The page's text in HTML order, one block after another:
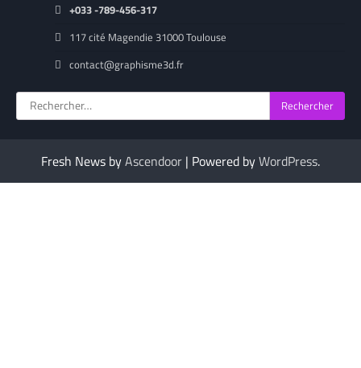
+033 -789-456-317
117 cité Magendie 31000 Toulouse
contact@graphisme3d.fr
Rechercher :
Fresh News byAscendoor | Powered byWordPress.